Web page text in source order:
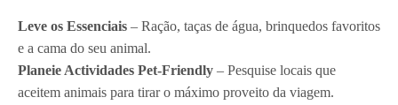
Leve os Essenciais – Ração, taças de água, brinquedos favoritos
e a cama do seu animal.
Planeie Actividades Pet-Friendly – Pesquise locais que
aceitem animais para tirar o máximo proveito da viagem.